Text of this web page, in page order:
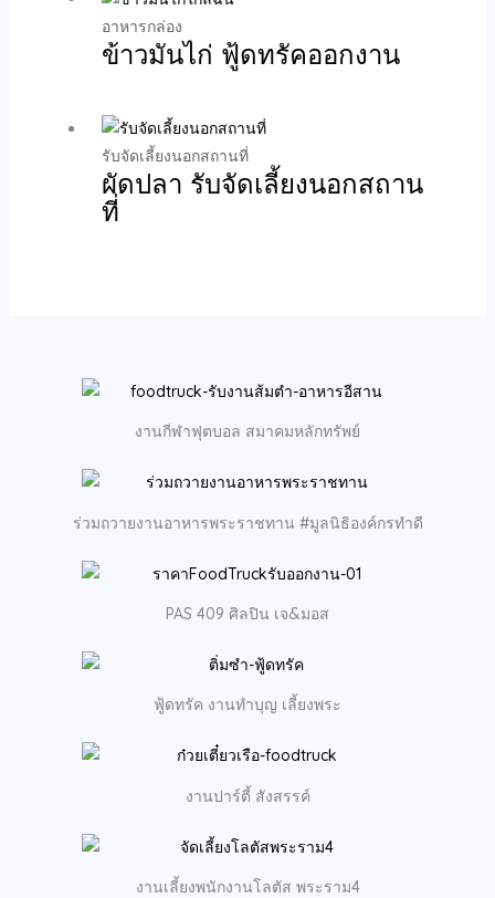
อาหารกล่อง
ข้าวมันไก่ ฟู้ดทรัคออกงาน
รับจัดเลี้ยงนอกสถานที่
ผัดปลา รับจัดเลี้ยงนอกสถาน
ที่
งานกีฬาฟุตบอล สมาคมหลักทรัพย์
ร่วมถวายงานอาหารพระราชทาน #มูลนิธิองค์กรทำดี
PAS 409 ศิลปิน เจ&มอส
ฟู้ดทรัค งานทำบุญ เลี้ยงพระ
งานปาร์ตี้ สังสรรค์
งานเลี้ยงพนักงานโลตัส พระราม4